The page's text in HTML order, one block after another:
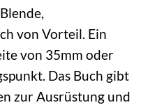
von Vorteil. Ein
von 35mm oder
Das Buch gibt
zur Ausrüstung und